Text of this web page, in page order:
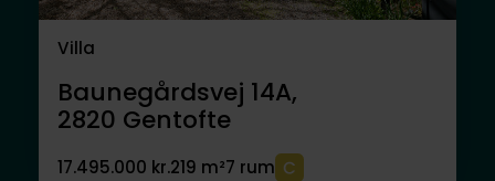
Villa
Baunegårdsvej 14A,
2820 Gentofte
17.495.000 kr.219 m²7 rum